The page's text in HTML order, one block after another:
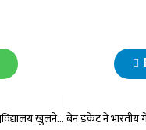
विधायक अजय चंद्राकर ने कहा – छत्तीसगढ़ में संस्कृत विश्वविद्यालय खुलने से सनातन के अध्ययन को मिलेगी नई दिशा